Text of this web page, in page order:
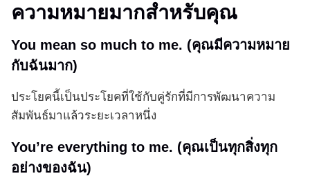
ความหมายมากสำหรับคุณ
You mean so much to me. (คุณมีความหมาย
กับฉันมาก)
ประโยคนี้เป็นประโยคที่ใช้กับคู่รักที่มีการพัฒนาความ
สัมพันธ์มาแล้วระยะเวลาหนึ่ง
You’re everything to me. (คุณเป็นทุกสิ่งทุก
อย่างของฉัน)